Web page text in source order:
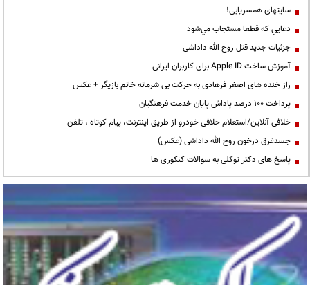
سایتهای همسریابی!
دعايي كه قطعا مستجاب مي‌شود
جزئیات جدید قتل روح الله داداشی
آموزش ساخت Apple ID برای کاربران ایرانی
راز خنده های اصغر فرهادی به حرکت بی شرمانه خانم بازیگر + عکس
پرداخت ۱۰۰ درصد پاداش پایان خدمت فرهنگیان
خلافی آنلاین/استعلام خلافی خودرو از طریق اینترنت، پیام کوتاه ، تلفن
جسدغرق درخون روح الله داداشی (عکس)
پاسخ های دکتر توکلی به سوالات کنکوری ها